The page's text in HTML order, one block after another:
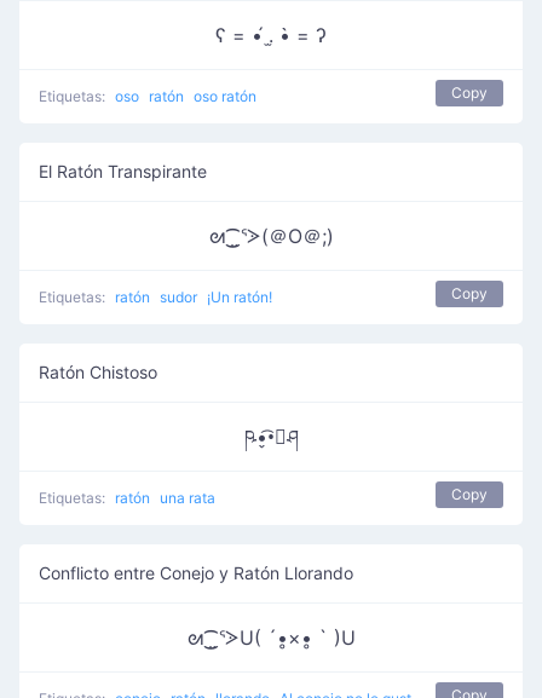
ʕ = •́ .̫ •̀ = ʔ
Etiquetas: oso ratón oso ratón Copy
El Ratón Transpirante
ᘛ⁐̤ᕐᐷ(＠O＠;)
Etiquetas: ratón sudor ¡Un ratón! Copy
Ratón Chistoso
ཥ•̬͡•ོཤ
Etiquetas: ratón una rata Copy
Conflicto entre Conejo y Ratón Llorando
ᘛ⁐̤ᕐᐷU( ´•̥×•̥ ` )U